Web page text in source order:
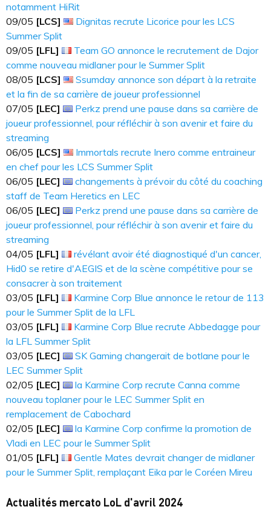
notamment HiRit
09​​​/05 [LCS]
Dignitas recrute Licorice pour les LCS
Summer Split
09​​​/05 [LFL]
Team GO annonce le recrutement de Dajor
comme nouveau midlaner pour le Summer Split
08​​​/05 [LCS]
Ssumday annonce son départ à la retraite
et la fin de sa carrière de joueur professionnel
07​​​/05 [LEC]
Perkz prend une pause dans sa carrière de
joueur professionnel, pour réfléchir à son avenir et faire du
streaming
06​​​/05 [LCS]
Immortals recrute Inero comme entraineur
en chef pour les LCS Summer Split
06​​​/05 [LEC]
changements à prévoir du côté du coaching
staff de Team Heretics en LEC
06​​​/05 [LEC]
Perkz prend une pause dans sa carrière de
joueur professionnel, pour réfléchir à son avenir et faire du
streaming
04​​​/05 [LFL]
révélant avoir été diagnostiqué d'un cancer,
Hid0 se retire d'AEGIS et de la scène compétitive pour se
consacrer à son traitement
03​​​/05 [LFL]
Karmine Corp Blue annonce le retour de 113
pour le Summer Split de la LFL
03​​​/05 [LFL]
Karmine Corp Blue recrute Abbedagge pour
la LFL Summer Split
03​​​/05 [LEC]
SK Gaming changerait de botlane pour le
LEC Summer Split
02​​​/05 [LEC]
la Karmine Corp recrute Canna comme
nouveau toplaner pour le LEC Summer Split en
remplacement de Cabochard
02​​​/05 [LEC]
la Karmine Corp confirme la promotion de
Vladi en LEC pour le Summer Split
01​​​/05 [LFL]
Gentle Mates devrait changer de midlaner
pour le Summer Split, remplaçant Eika par le Coréen Mireu
Actualités mercato LoL d'avril 2024